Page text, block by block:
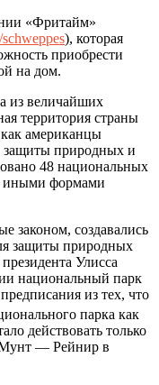
«Фритайм»
), которая
приобрести
на дом.
величайших
территория страны
американцы
защиты природных и
48 национальных
иными формами
законом, создавались
защиты природных
Улисса
национальный парк
из тех, что
парка как
действовать только
Мунт — Рейнир в